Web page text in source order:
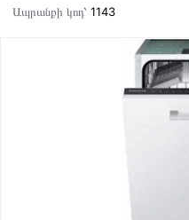
Ապրանքի կոդ՝1143